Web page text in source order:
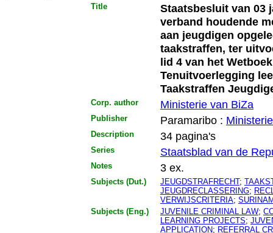
Title
Staatsbesluit van 03
verband houdende
aan jeugdigen
taakstraffen, ter
lid 4 van het
Tenuitvoerlegging
Taakstraffen
Corp. author Ministerie van BiZa
Publisher Paramaribo :
Description 34 pagina's
Series Staatsblad van de
Notes 3 ex.
Subjects (Dut.) JEUGDSTRAFRECHT;
JEUGDRECLASSERING;
VERWIJSCRITERIA;
Subjects (Eng.)
JUVENILE CRIMINAL LAW;
LEARNING PROJECTS;
APPLICATION; REFERRAL